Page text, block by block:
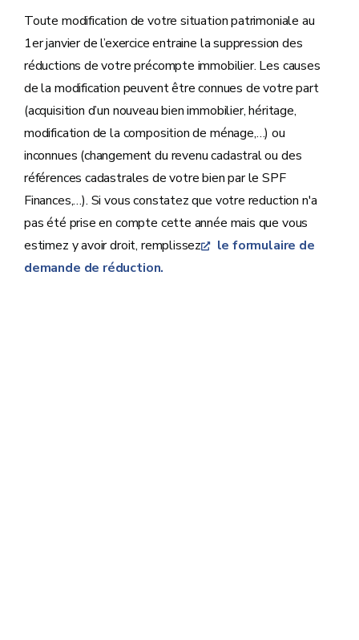
Toute modification de votre situation patrimoniale au
1er janvier de l’exercice entraine la suppression des
réductions de votre précompte immobilier. Les causes
de la modification peuvent être connues de votre part
(acquisition d’un nouveau bien immobilier, héritage,
modification de la composition de ménage,…) ou
inconnues (changement du revenu cadastral ou des
références cadastrales de votre bien par le SPF
Finances,…). Si vous constatez que votre reduction n'a
pas été prise en compte cette année mais que vous
estimez y avoir droit, remplissez
le formulaire de
demande de réduction.